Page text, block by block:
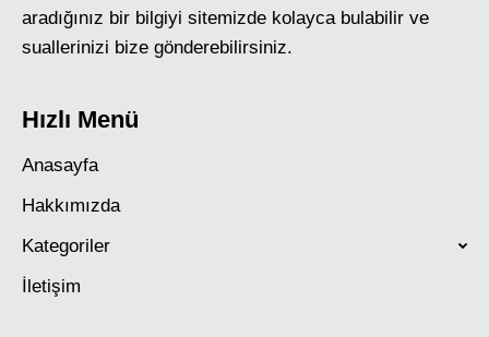
aradığınız bir bilgiyi sitemizde kolayca bulabilir ve
suallerinizi bize gönderebilirsiniz.
Hızlı Menü
Anasayfa
Hakkımızda
Kategoriler
İletişim